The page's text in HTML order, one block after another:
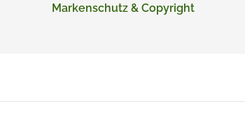
Markenschutz & Copyright